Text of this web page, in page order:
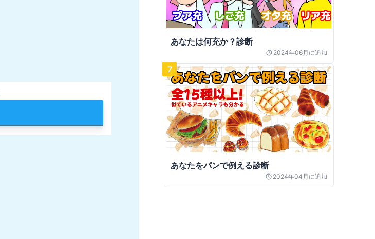
あなたは何充か？診断
2024年06月 に追加
7
あなたをパンで例える診断
2024年04月 に追加